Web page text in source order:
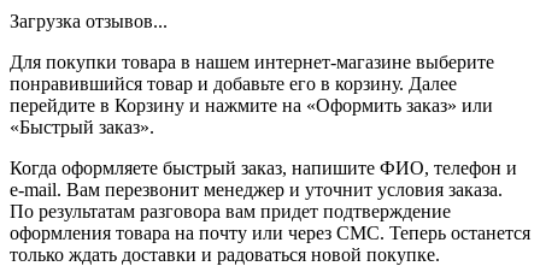
Загрузка отзывов...
Для покупки товара в нашем интернет-магазине выберите
понравившийся товар и добавьте его в корзину. Далее
перейдите в Корзину и нажмите на «Оформить заказ» или
«Быстрый заказ».
Когда оформляете быстрый заказ, напишите ФИО, телефон и
e-mail. Вам перезвонит менеджер и уточнит условия заказа.
По результатам разговора вам придет подтверждение
оформления товара на почту или через СМС. Теперь останется
только ждать доставки и радоваться новой покупке.